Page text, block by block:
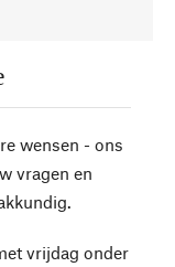
wensen - ons
vragen en
vrijdag onder